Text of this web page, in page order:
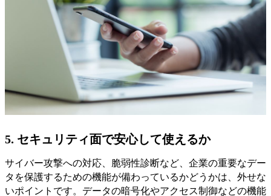
5. セキュリティ面で安心して使えるか
サイバー攻撃への対応、脆弱性診断など、企業の重要なデー
タを保護するための機能が備わっているかどうかは、外せな
いポイントです。データの暗号化やアクセス制御などの機能